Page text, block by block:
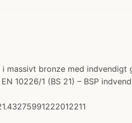
massivt bronze med indvendigt
10226/1 (BS 21) – BSP